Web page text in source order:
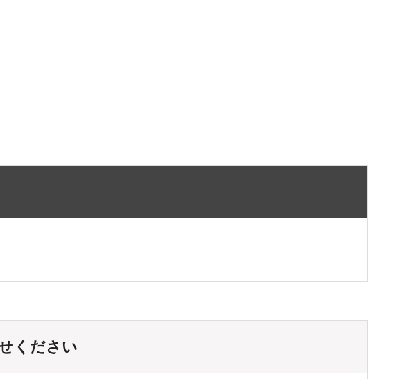
ください